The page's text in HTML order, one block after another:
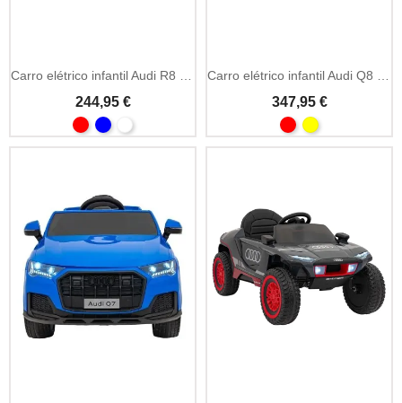
Carro elétrico infantil Audi R8 Lift 12V comando 2.4GHz
244,95 €
Carro elétrico infantil Audi Q8 Lift 12V comando 2.4GHz
347,95 €